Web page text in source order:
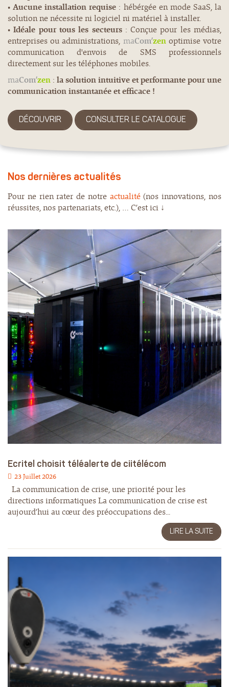
•Aucune installation requise : hébérgée en mode SaaS, la
solution ne nécessite ni logiciel ni matériel à installer.
•Idéale pour tous les secteurs: Conçue pour les médias,
entreprises ou administrations, maCom’zenoptimise votre
communication d'envois de SMS professionnels
directement sur les téléphones mobiles.
maCom’zen : la solution intuitive et performante pour une
communication instantanée et efficace !
DÉCOUVRIR CONSULTER LE CATALOGUE
Nos dernières actualités
Pour ne rien rater de notre actualité(nos innovations, nos
réussites, nos partenariats, etc.), … C’est ici ↓
EN SAVOIR +
Ecritel choisit téléalerte de ciitélécom
23 Juillet 2026
La communication de crise, une priorité pour les
directions informatiques La communication de crise est
aujourd’hui au cœur des préoccupations des...
LIRE LA SUITE
EN SAVOIR +